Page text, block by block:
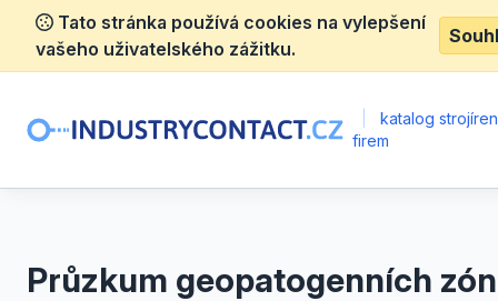
Tato stránka používá cookies na vylepšení
vašeho uživatelského zážitku.
katalog
firem
Průzkum geopatogenních zón